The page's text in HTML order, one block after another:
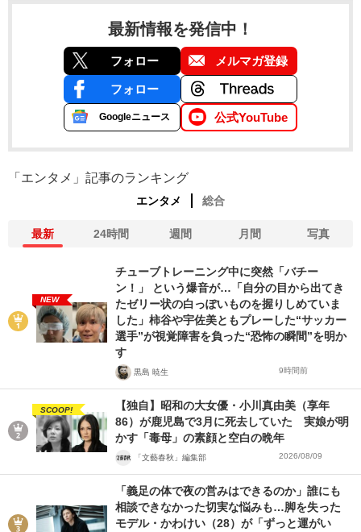
最新情報を発信中！
フォロー メルマガ登録
フォロー
Googleニュース 公式YouTube
「エンタメ」記事のランキング
エンタメ 総合
最新 24時間 週間 月間 写真
NEW
チューブトレーニング中に突然「バチー
ン！」 という爆音が…「自分の目から出てき
たゼリー状の白っぽいものを握りしめていま
した」柿谷や宇佐美ともプレーした“サッカー
選手”が視覚障害を負った“恐怖の瞬間”を明か
す
黒島 暁生 9時間前
SCOOP!
【独自】昭和の大女優・小川真由美（享年
86）が鹿児島で3月に死去していた 実娘が明
かす「毒母」の素顔と空白の晩年
「文藝春秋」編集部 2026/08/09
「義足の体で夜の営みはできるのか」誰にも
相談できなかった切実な悩みも…脚を失った
モデル・かわけい（28）が「ずっと運がい